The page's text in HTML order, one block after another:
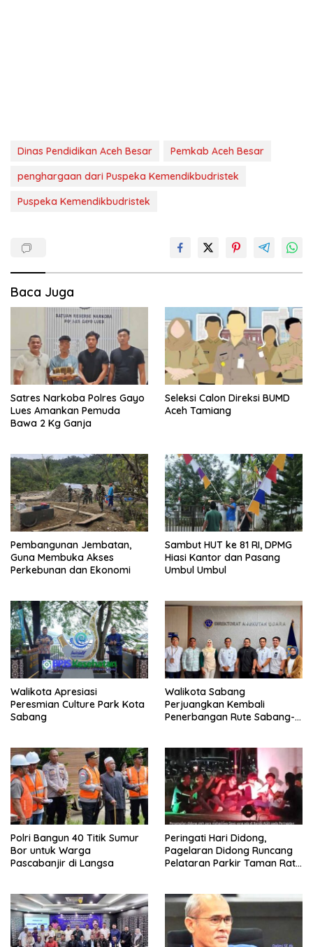
Dinas Pendidikan Aceh Besar
Pemkab Aceh Besar
penghargaan dari Puspeka Kemendikbudristek
Puspeka Kemendikbudristek
Baca Juga
Satres Narkoba Polres Gayo
Lues Amankan Pemuda
Bawa 2 Kg Ganja
Seleksi Calon Direksi BUMD
Aceh Tamiang
Pembangunan Jembatan,
Guna Membuka Akses
Perkebunan dan Ekonomi
Sambut HUT ke 81 RI, DPMG
Hiasi Kantor dan Pasang
Umbul Umbul
Walikota Apresiasi
Peresmian Culture Park Kota
Sabang
Walikota Sabang
Perjuangkan Kembali
Penerbangan Rute Sabang-
Polri Bangun 40 Titik Sumur
Bor untuk Warga
Pascabanjir di Langsa
Peringati Hari Didong,
Pagelaran Didong Runcang
Pelataran Parkir Taman Ratu